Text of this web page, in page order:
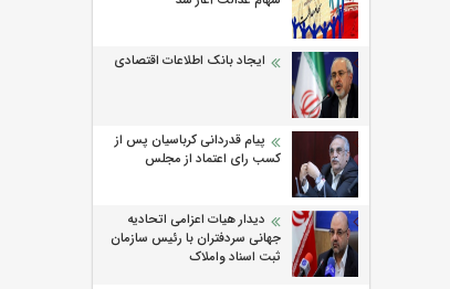
ایجاد بانک اطلاعات اقتصادی
پیام قدردانی کرباسیان پس از
کسب رای اعتماد از مجلس
دیدار هیات اعزامی اتحادیه
جهانی سردفتران با رئیس سازمان
ثبت اسناد واملاک